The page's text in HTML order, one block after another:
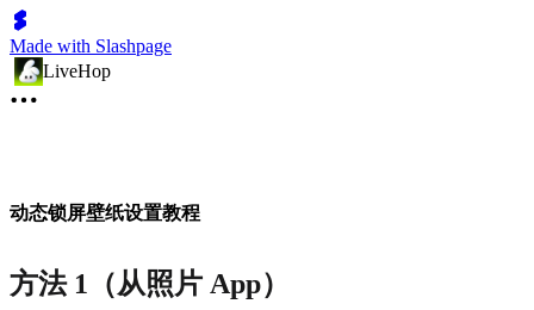
Made with Slashpage
LiveHop
动态锁屏壁纸设置教程
方法 1（从照片 App）